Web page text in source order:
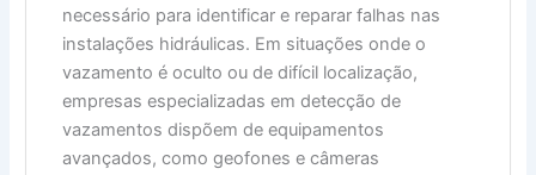
necessário para identificar e reparar falhas nas
instalações hidráulicas. Em situações onde o
vazamento é oculto ou de difícil localização,
empresas especializadas em detecção de
vazamentos dispõem de equipamentos
avançados, como geofones e câmeras